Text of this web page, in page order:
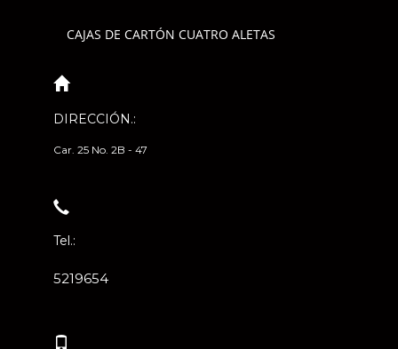
CAJAS DE CARTÓN CUATRO ALETAS
DIRECCIÓN.:
Car. 25 No. 2B - 47
Tel.:
5219654